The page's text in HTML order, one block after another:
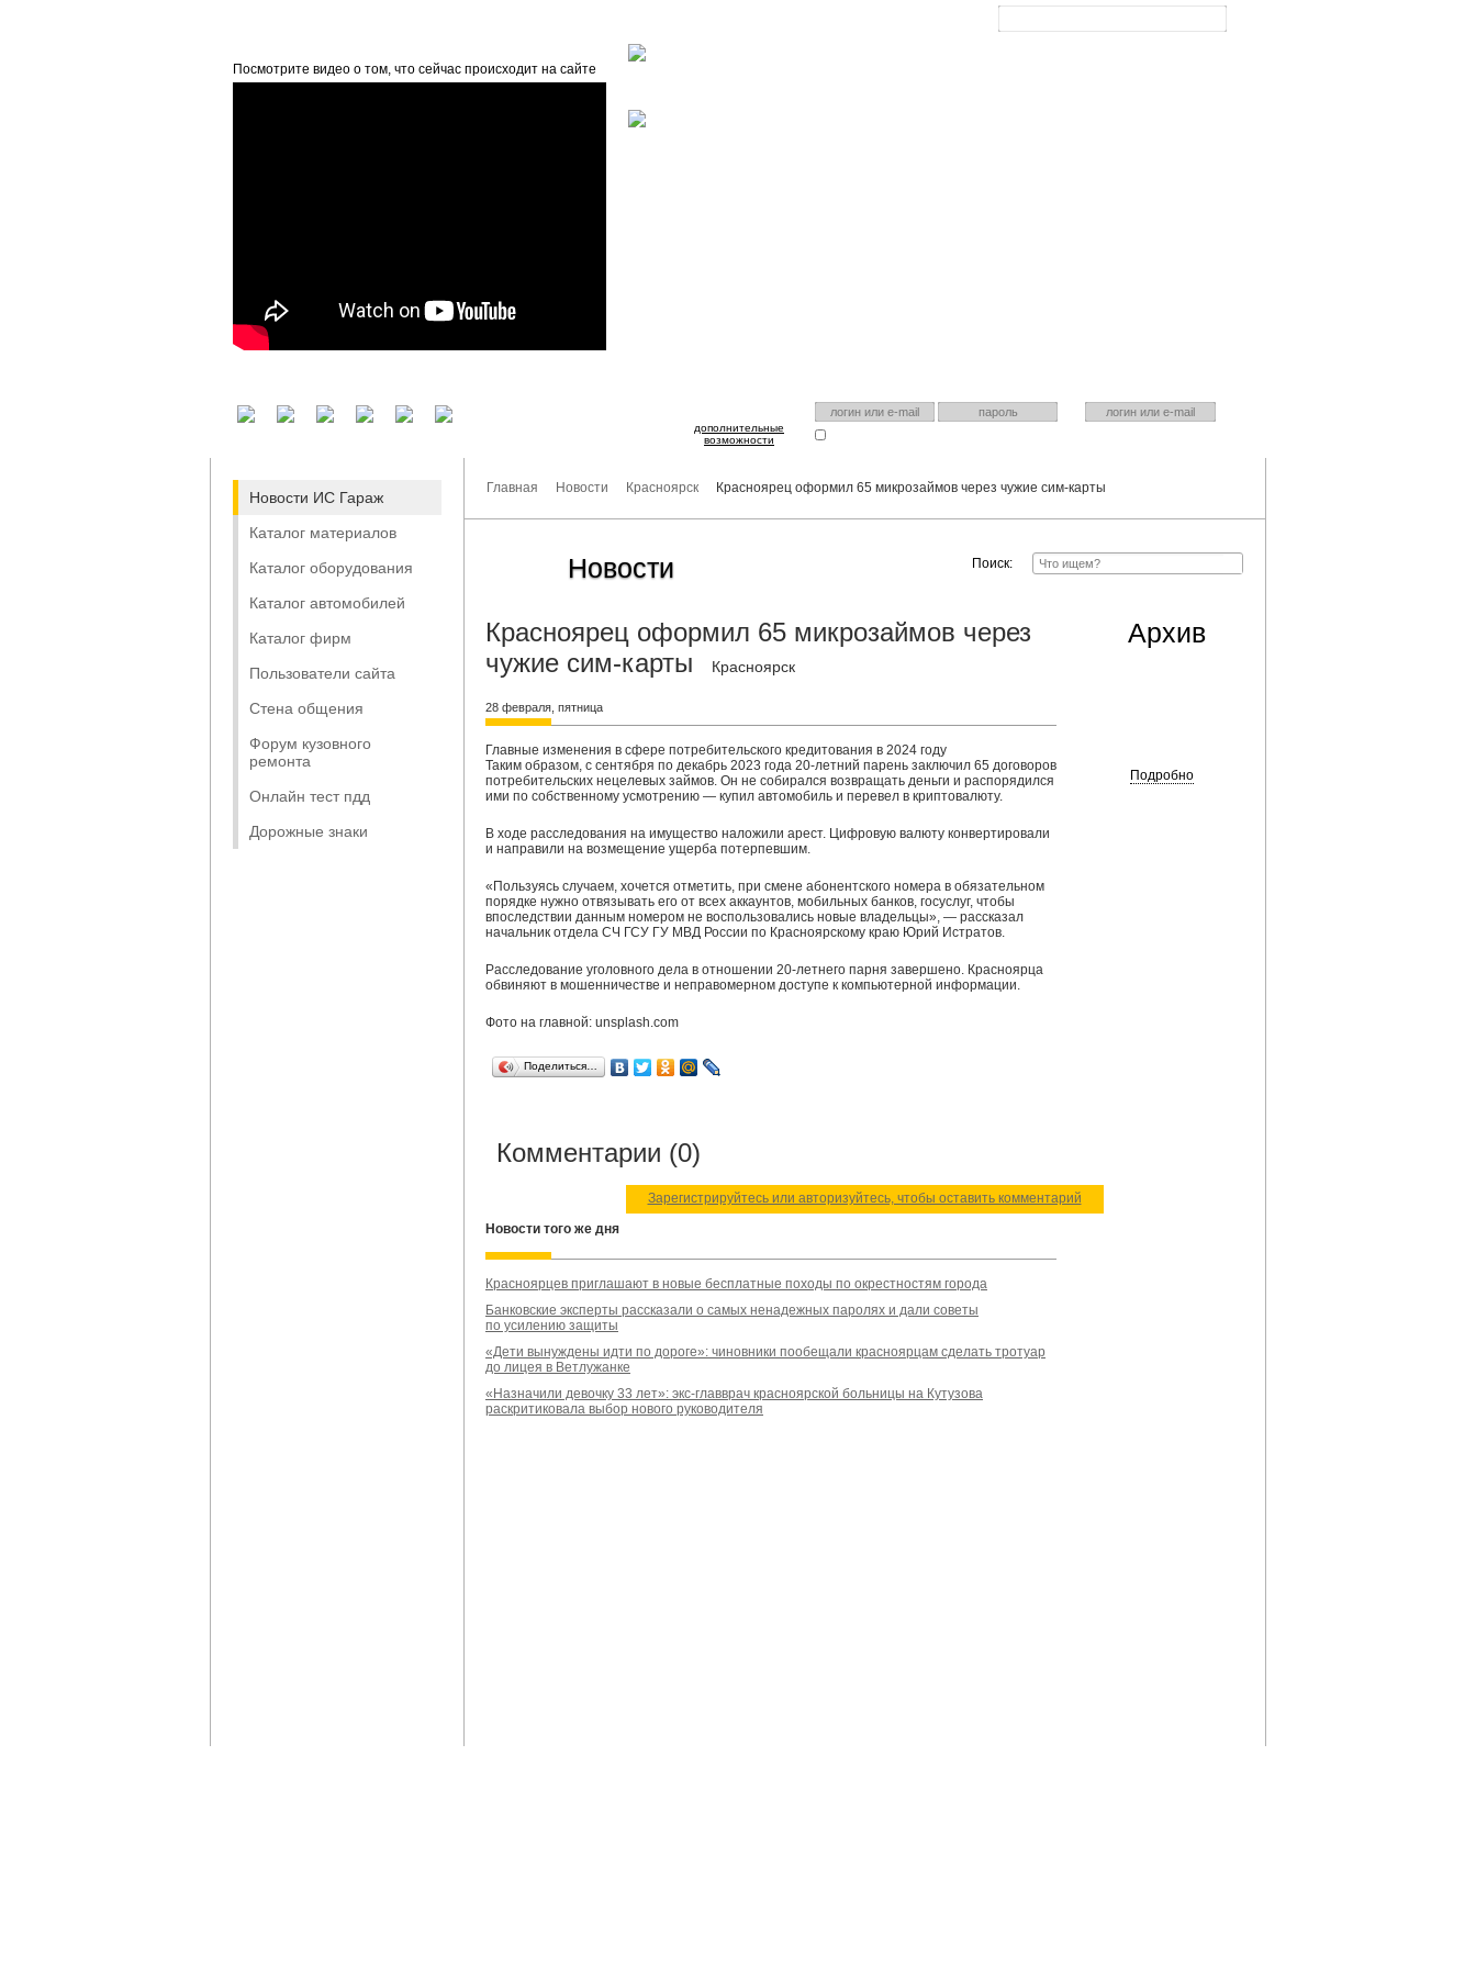
Ваш город:Красноярск
Посмотрите видео о том, что сейчас происходит на сайте
дополнительные
возможности
Новости ИС Гараж
Каталог материалов
Каталог оборудования
Каталог автомобилей
Каталог фирм
Пользователи сайта
Стена общения
Форум кузовного
ремонта
Онлайн тест пдд
Дорожные знаки
Главная Новости Красноярск Красноярец оформил 65 микрозаймов через чужие сим-карты
Новости Поиск:
Красноярец оформил 65 микрозаймов через
чужие сим-карты
Красноярск
28 февраля, пятница
Главные изменения в сфере потребительского кредитования в 2024 году
Таким образом, с сентября по декабрь 2023 года 20-летний парень заключил 65 договоров
потребительских нецелевых займов. Он не собирался возвращать деньги и распорядился
ими по собственному усмотрению — купил автомобиль и перевел в криптовалюту.
В ходе расследования на имущество наложили арест. Цифровую валюту конвертировали
и направили на возмещение ущерба потерпевшим.
«Пользуясь случаем, хочется отметить, при смене абонентского номера в обязательном
порядке нужно отвязывать его от всех аккаунтов, мобильных банков, госуслуг, чтобы
впоследствии данным номером не воспользовались новые владельцы», — рассказал
начальник отдела СЧ ГСУ ГУ МВД России по Красноярскому краю Юрий Истратов.
Расследование уголовного дела в отношении 20-летнего парня завершено. Красноярца
обвиняют в мошенничестве и неправомерном доступе к компьютерной информации.
Фото на главной: unsplash.com
Поделиться…
Архив
Подробно
Комментарии (0)
Зарегистрируйтесь или авторизуйтесь, чтобы оставить комментарий
Новости того же дня
Красноярцев приглашают в новые бесплатные походы по окрестностям города
Банковские эксперты рассказали о самых ненадежных паролях и дали советы
по усилению защиты
«Дети вынуждены идти по дороге»: чиновники пообещали красноярцам сделать тротуар
до лицея в Ветлужанке
«Назначили девочку 33 лет»: экс-главврач красноярской больницы на Кутузова
раскритиковала выбор нового руководителя